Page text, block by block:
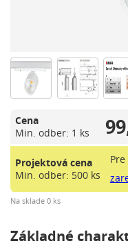
Cena
Min. odber: 1 ks
Projektová cena
Min. odber: 500 ks
Na sklade 0 ks
Základné